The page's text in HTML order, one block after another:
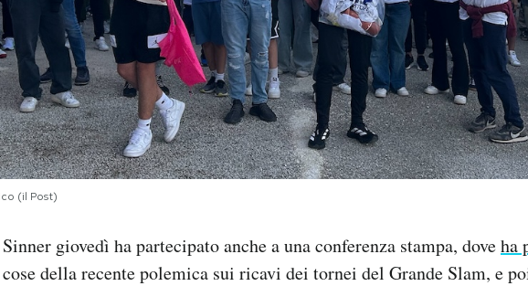
(il Post)
Sinner giovedì ha partecipato anche a una conferenza stampa, doveha
cose della recente polemica sui ricavi dei tornei del Grande Slam, e